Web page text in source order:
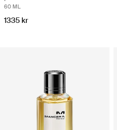
60 ML
1335 kr